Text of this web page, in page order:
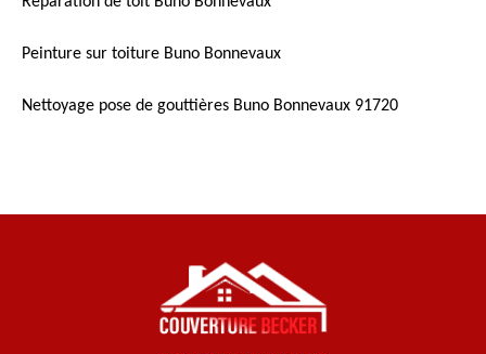
Peinture sur toiture Buno Bonnevaux
Nettoyage pose de gouttières Buno Bonnevaux 91720